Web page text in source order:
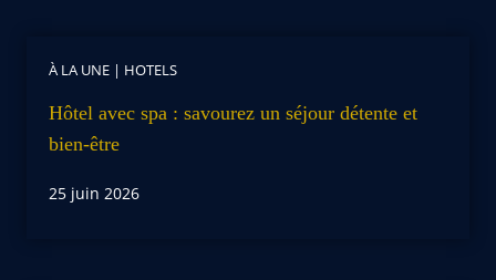
À LA UNE | HOTELS
Hôtel avec spa : savourez un séjour détente et
bien-être
25 juin 2026